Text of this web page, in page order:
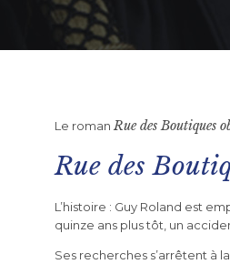
Le roman Rue des Boutiques
Rue des
L’histoire : Guy Roland est
quinze ans plus tôt, un
Ses recherches s’arrêtent à